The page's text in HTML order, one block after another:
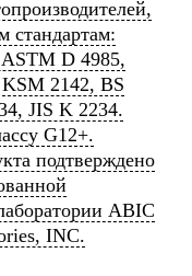
стандартам:
D 4985,
2142, BS
JIS K 2234.
G12+.
подтверждено
ABIC
INC.